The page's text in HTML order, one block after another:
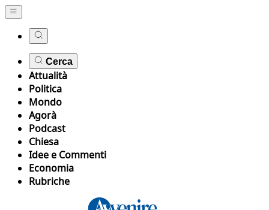
Cerca
Attualità
Politica
Mondo
Agorà
Podcast
Chiesa
Idee e Commenti
Economia
Rubriche